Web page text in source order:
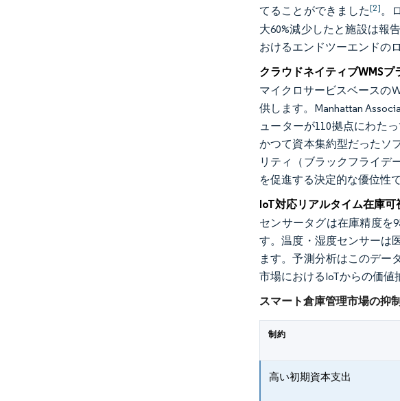
てることができました[2]。
大60%減少したと施設は報
おけるエンドツーエンドの
クラウドネイティブWMS
マイクロサービスベースの
供します。Manhattan
ューターが110拠点にわた
かつて資本集約型だったソ
リティ（ブラックフライデ
を促進する決定的な優位性で
IoT対応リアルタイム在庫可
センサータグは在庫精度を
す。温度・湿度センサーは
ます。予測分析はこのデー
市場におけるIoTからの価値
スマート倉庫管理市場の抑
制約
高い初期資本支出